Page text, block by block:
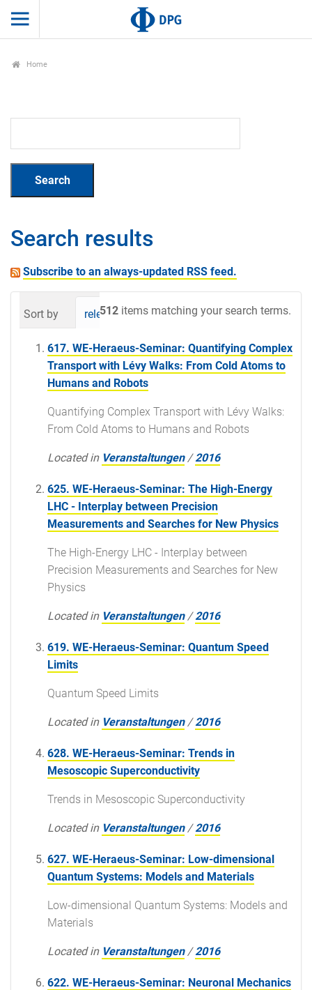
Home
Search results
Subscribe to an always-updated RSS feed.
512 items matching your search terms.
Sort by relevance date (newest first)
617. WE-Heraeus-Seminar: Quantifying Complex
Transport with Lévy Walks: From Cold Atoms to
Humans and Robots
Quantifying Complex Transport with Lévy Walks:
From Cold Atoms to Humans and Robots
Located in Veranstaltungen /2016
625. WE-Heraeus-Seminar: The High-Energy
LHC - Interplay between Precision
Measurements and Searches for New Physics
The High-Energy LHC - Interplay between
Precision Measurements and Searches for New
Physics
Located in Veranstaltungen /2016
619. WE-Heraeus-Seminar: Quantum Speed
Limits
Quantum Speed Limits
Located in Veranstaltungen /2016
628. WE-Heraeus-Seminar: Trends in
Mesoscopic Superconductivity
Trends in Mesoscopic Superconductivity
Located in Veranstaltungen /2016
627. WE-Heraeus-Seminar: Low-dimensional
Quantum Systems: Models and Materials
Low-dimensional Quantum Systems: Models and
Materials
Located in Veranstaltungen /2016
622. WE-Heraeus-Seminar: Neuronal Mechanics